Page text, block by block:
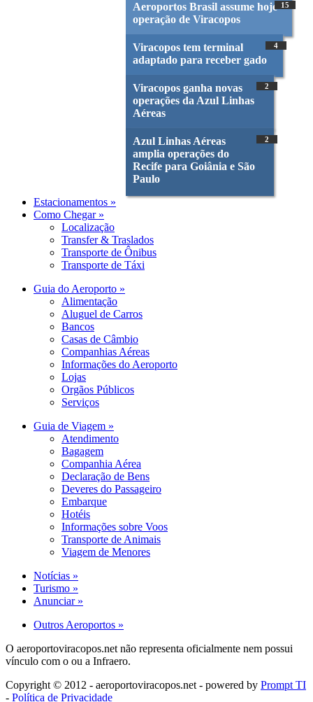
Aeroportos Brasil assume hoje
operação de Viracopos
15
Viracopos tem terminal
adaptado para receber gado
4
Viracopos ganha novas
operações da Azul Linhas
Aéreas
2
Azul Linhas Aéreas
amplia operações do
Recife para Goiânia e São
Paulo
2
Estacionamentos »
Como Chegar »
Localização
Transfer & Traslados
Transporte de Ônibus
Transporte de Táxi
Guia do Aeroporto »
Alimentação
Aluguel de Carros
Bancos
Casas de Câmbio
Companhias Aéreas
Informações do Aeroporto
Lojas
Orgãos Públicos
Serviços
Guia de Viagem »
Atendimento
Bagagem
Companhia Aérea
Declaração de Bens
Deveres do Passageiro
Embarque
Hotéis
Informações sobre Voos
Transporte de Animais
Viagem de Menores
Notícias »
Turismo »
Anunciar »
Outros Aeroportos »
O aeroportoviracopos.net não representa oficialmente nem possui
vínculo com o ou a Infraero.
Copyright © 2012 - aeroportoviracopos.net - powered by Prompt TI
- Política de Privacidade